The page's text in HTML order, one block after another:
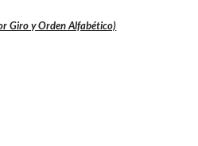
Giro y Orden Alfabético)